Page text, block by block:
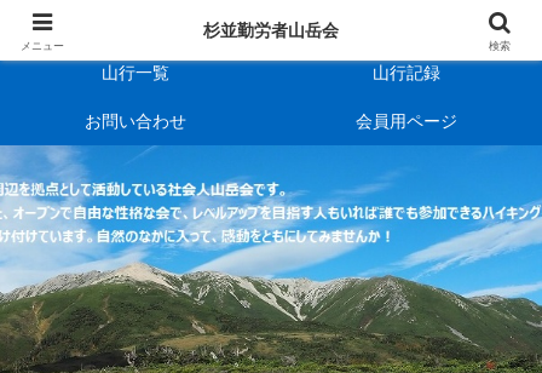
山行一覧 山行記録
お問い合わせ 会員用ページ
メニュー
杉並勤労者山岳会
検索